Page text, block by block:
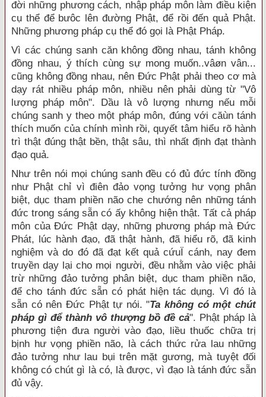
đời những phương cách, nhập pháp môn làm điều kiện
cụ thể để bưôc lên đường Phật, để rồi đến quả Phật.
Những phương pháp cụ thể đó gọi là Phật Pháp.
Vì các chúng sanh căn không đồng nhau, tánh không
đồng nhau, ý thích cùng sự mong muốn..vâøn vân...
cũng không đồng nhau, nên Đức Phật phải theo cơ mà
dạy rát nhiều pháp môn, nhiều nên phải dùng từ "Vô
lượng pháp môn". Dầu là vô lượng nhưng nếu mỗi
chúng sanh y theo một pháp môn, đúng với căùn tánh
thích muốn của chính mình rồi, quyết tâm hiểu rõ hành
trì thật đúng thật bền, thật sâu, thì nhất định đạt thành
đạo quả.
Như trên nói mọi chúng sanh đều có đủ đức tính đồng
như Phật chỉ vì điên đảo vọng tưởng hư vọng phân
biệt, dục tham phiền não che chướng nên những tánh
đức trong sáng sẵn có ấy không hiện thật. Tất cả pháp
môn của Đức Phật dạy, những phương pháp mà Đức
Phát, lúc hành đạo, đã thật hành, đã hiểu rõ, đã kinh
nghiệm và do đó đã đạt kết quả cứuÏ cánh, nay đem
truyền dạy lại cho mọi người, đều nhằm vào việc phải
trừ những đảo tưởng phân biệt, dục tham phiền não,
để cho tánh đức sẵn có phát hiện tác dụng. Vì đó là
sẵn có nên Đức Phật tự nói. "Ta không có một chút
pháp gì để thành vô thượng bồ đề cả". Phật pháp là
phương tiện đưa người vào đạo, liều thuốc chữa trị
bịnh hư vọng phiền não, là cách thức rửa lau những
đảo tưởng như lau bụi trên mặt gương, mà tuyệt đối
không có chút gì là có, là được, vì đạo là tánh đức sẵn
đủ vậy.